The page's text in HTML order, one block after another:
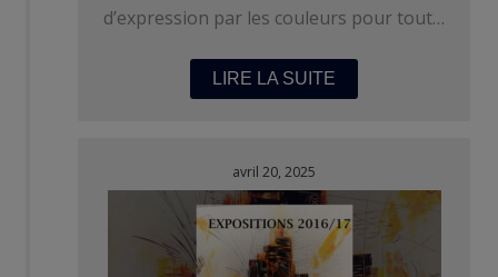
d’expression par les couleurs pour tout…
LIRE LA SUITE
avril 20, 2025